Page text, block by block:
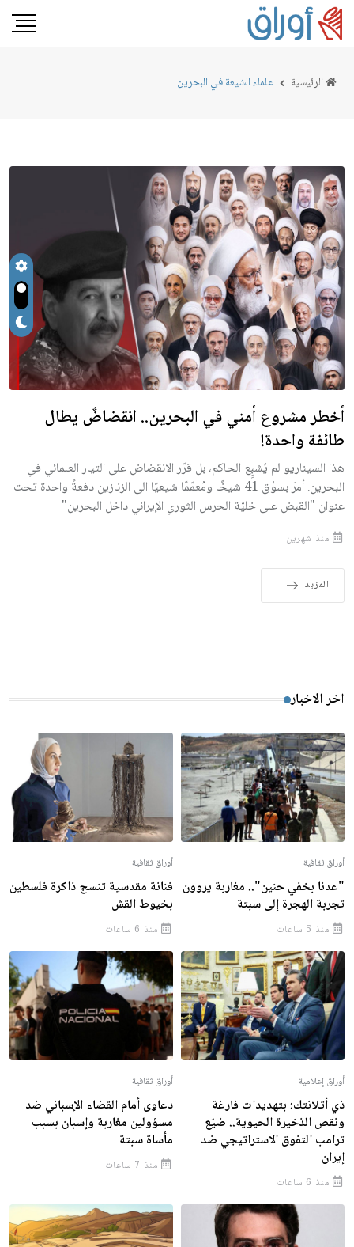
الرئيسية علماء الشيعة في البحرين
أخطر مشروع أمني في البحرين.. انقضاضٌ يطال
طائفة واحدة!
هذا السيناريو لم يُشبِِع الحاكم، بل قرّر الانقضاض على التيار العلمائي في
البحرين. أمرَ بسوْق 41 شيخًا ومُعمّمًا شيعيًا الى الزنازين دفعةً واحدة تحت
عنوان "القبض على خليّة الحرس الثوري الإيراني داخل البحرين"
منذ شهرين
المزيد
اخر الاخبار
أوراق ثقافية
"عدنا بخفي حنين".. مغاربة يروون
تجربة الهجرة إلى سبتة
منذ 5 ساعات
أوراق ثقافية
فنانة مقدسية تنسج ذاكرة فلسطين
بخيوط القش
منذ 6 ساعات
أوراق إعلامية
ذي أتلانتك: بتهديدات فارغة
ونقص الذخيرة الحيوية.. ضيّع
ترامب التفوق الاستراتيجي ضد
إيران
منذ 6 ساعات
أوراق ثقافية
دعاوى أمام القضاء الإسباني ضد
مسؤولين مغاربة وإسبان بسبب
مأساة سبتة
منذ 7 ساعات